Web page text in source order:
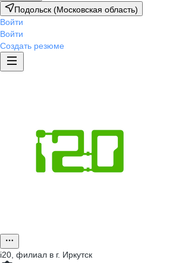
Подольск (Московская область)
Войти
Войти
Создать резюме
i20, филиал в г. Иркутск